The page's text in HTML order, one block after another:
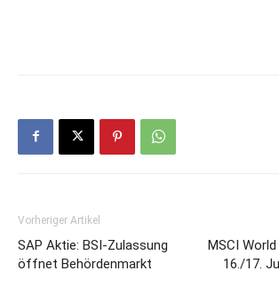
Vorheriger Artikel
SAP Aktie: BSI-Zulassung
öffnet Behördenmarkt
MSCI
16./17.